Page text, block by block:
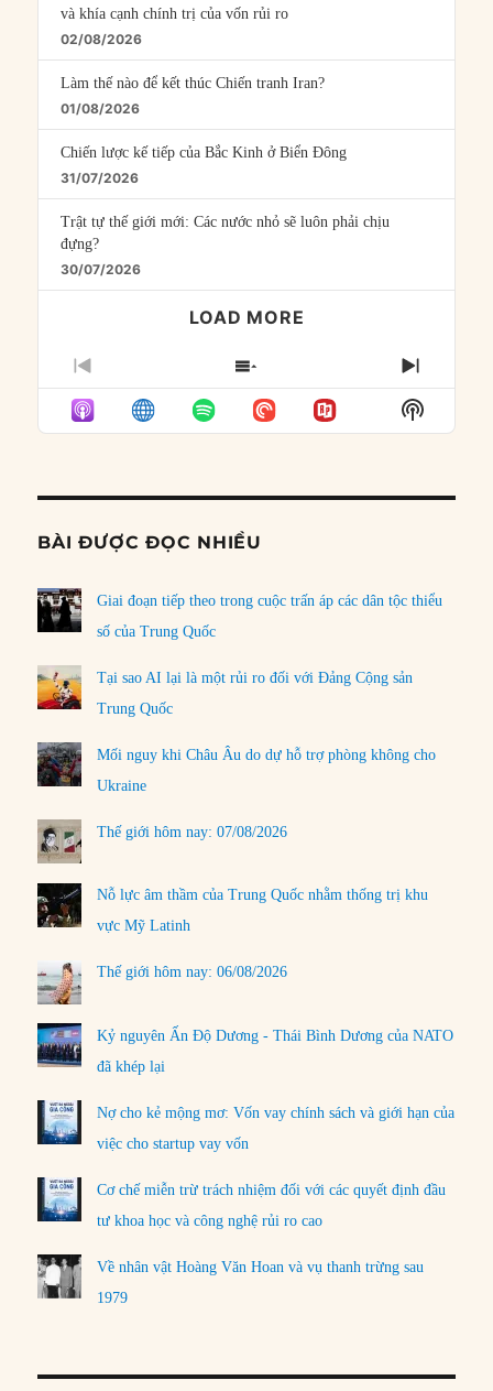
và khía cạnh chính trị của vốn rủi ro
02/08/2026
Làm thế nào để kết thúc Chiến tranh Iran?
01/08/2026
Chiến lược kế tiếp của Bắc Kinh ở Biển Đông
31/07/2026
Trật tự thế giới mới: Các nước nhỏ sẽ luôn phải chịu
đựng?
30/07/2026
LOAD MORE
PREVIOUS
EPISODE
SHOW
EPISODES
LIST
NEXT
Show
Podcast
BÀI ĐƯỢC ĐỌC NHIỀU
Giai đoạn tiếp theo trong cuộc trấn áp các dân tộc thiểu
số của Trung Quốc
Tại sao AI lại là một rủi ro đối với Đảng Cộng sản
Trung Quốc
Mối nguy khi Châu Âu do dự hỗ trợ phòng không cho
Ukraine
Thế giới hôm nay: 07/08/2026
Nỗ lực âm thầm của Trung Quốc nhằm thống trị khu
vực Mỹ Latinh
Thế giới hôm nay: 06/08/2026
Kỷ nguyên Ấn Độ Dương - Thái Bình Dương của NATO
đã khép lại
Nợ cho kẻ mộng mơ: Vốn vay chính sách và giới hạn của
việc cho startup vay vốn
Cơ chế miễn trừ trách nhiệm đối với các quyết định đầu
tư khoa học và công nghệ rủi ro cao
Về nhân vật Hoàng Văn Hoan và vụ thanh trừng sau
1979